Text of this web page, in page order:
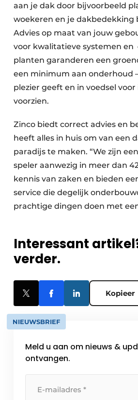
aan je dak door bijvoorbeeld
woekeren en je dakbedekking
Advies op maat van jouw
voor kwalitatieve systemen en
planten garanderen een
een minimum aan onderhoud
plezier geeft en in voedsel voor
voorzien.
Zinco biedt correct advies en
heeft alles in huis om van een
paradijs te maken. “We zijn
speler aanwezig in meer dan
kennis van zaken en bieden
service die degelijk
prachtige dingen doen met
Interessant
verder.
Kopieer
NIEUWSBRIEF
Meld u aan om nieuws &
ontvangen.